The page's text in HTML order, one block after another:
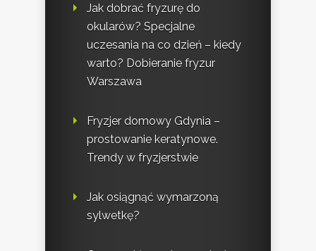
Jak dobrać fryzurę do
okularów? Specjalne
uczesania na co dzień – kiedy
warto? Dobieranie fryzur
Warszawa
Fryzjer domowy Gdynia –
prostowanie keratynowe.
Trendy w fryzjerstwie
Jak osiągnąć wymarzoną
sylwetkę?